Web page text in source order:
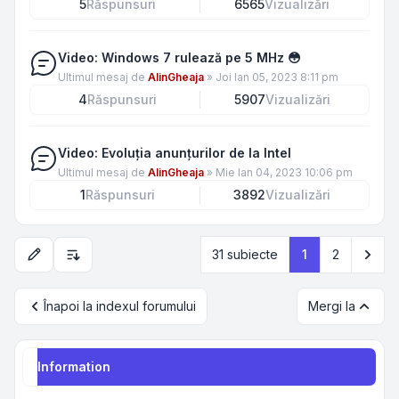
5Răspunsuri 6565Vizualizări
Video: Windows 7 rulează pe 5 MHz 😳
Ultimul mesaj de AlinGheaja » Joi Ian 05, 2023 8:11 pm
4Răspunsuri 5907Vizualizări
Video: Evoluția anunțurilor de la Intel
Ultimul mesaj de AlinGheaja » Mie Ian 04, 2023 10:06 pm
1Răspunsuri 3892Vizualizări
Opțiuni de sortare și afișare31 subiecte 1 2
Înapoi la indexul forumului Mergi la
Information